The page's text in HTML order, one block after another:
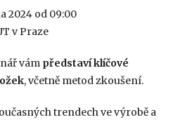
2024 od 09:00
v Praze
vám představí klíčové
, včetně metod zkoušení.
trendech ve výrobě a